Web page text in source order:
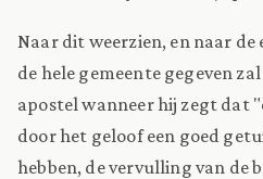
Naar dit weerzien, en naar de
de hele gemeente gegeven
apostel wanneer hij zegt dat
door het geloof een goed
hebben, de vervulling van de